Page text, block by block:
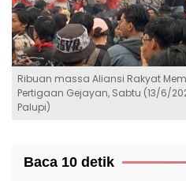
Ribuan massa Aliansi Rakyat
Pertigaan Gejayan, Sabtu (13/6/
Palupi)
Baca 10 detik